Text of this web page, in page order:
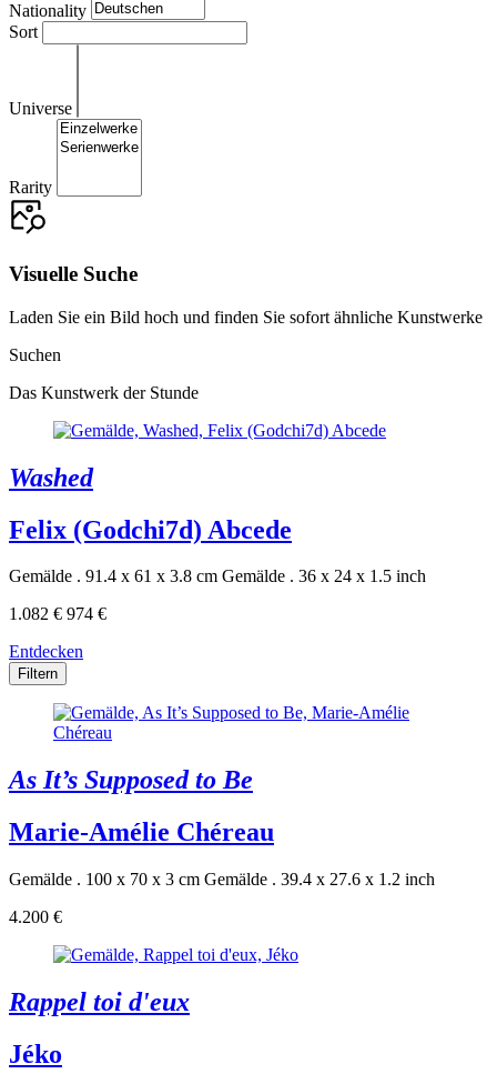
Nationality
Sort
Universe
Rarity
Visuelle Suche
Laden Sie ein Bild hoch und finden Sie sofort ähnliche Kunstwerke
Suchen
Das Kunstwerk der Stunde
Washed
Felix (Godchi7d) Abcede
Gemälde . 91.4 x 61 x 3.8 cm Gemälde . 36 x 24 x 1.5 inch
1.082 € 974 €
Entdecken
Filtern
As It’s Supposed to Be
Marie-Amélie Chéreau
Gemälde . 100 x 70 x 3 cm Gemälde . 39.4 x 27.6 x 1.2 inch
4.200 €
Rappel toi d'eux
Jéko